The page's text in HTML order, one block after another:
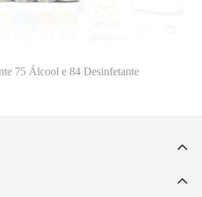
75 Álcool e 84 Desinfetante